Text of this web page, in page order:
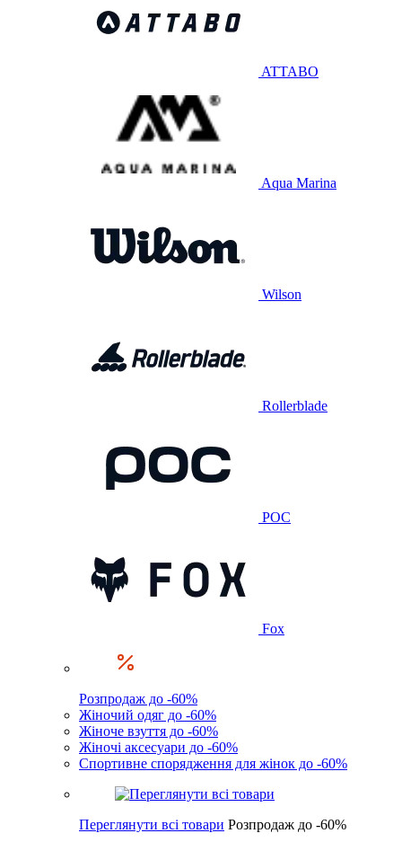
ATTABO
Aqua Marina
Wilson
Rollerblade
POC
Fox
Розпродаж до -60%
Жіночий одяг до -60%
Жіноче взуття до -60%
Жіночі аксесуари до -60%
Спортивне спорядження для жінок до -60%
Переглянути всі товари Розпродаж до -60%